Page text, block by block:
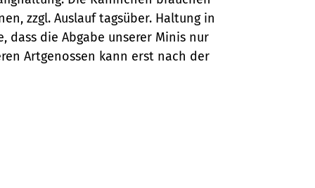
zzgl. Auslauf tagsüber. Haltung in
die Abgabe unserer Minis nur
Artgenossen kann erst nach der